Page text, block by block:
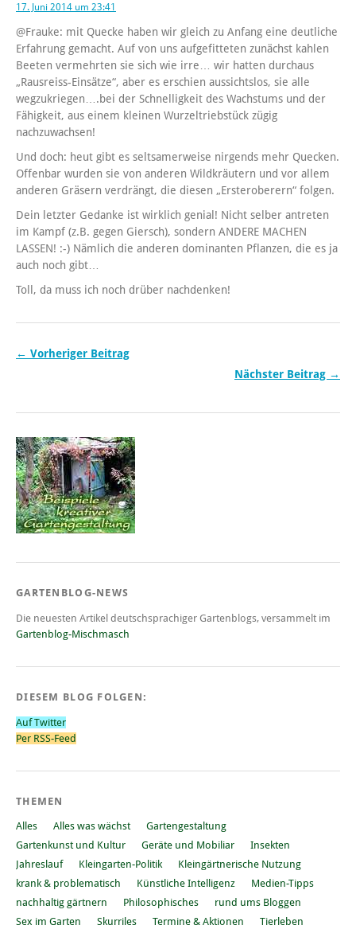
17. Juni 2014 um 23:41
@Frauke: mit Quecke haben wir gleich zu Anfang eine deutliche
Erfahrung gemacht. Auf von uns aufgefitteten zunächst kahlen
Beeten vermehrten sie sich wie irre… wir hatten durchaus
„Rausreiss-Einsätze“, aber es erschien aussichtslos, sie alle
wegzukriegen….bei der Schnelligkeit des Wachstums und der
Fähigkeit, aus einem kleinen Wurzeltriebstück zügig
nachzuwachsen!
Und doch: heut gibt es seltsamerweise nirgends mehr Quecken.
Offenbar wurden sie von anderen Wildkräutern und vor allem
anderen Gräsern verdrängt, die diesen „Ersteroberern“ folgen.
Dein letzter Gedanke ist wirklich genial! Nicht selber antreten
im Kampf (z.B. gegen Giersch), sondern ANDERE MACHEN
LASSEN! :-) Nämlich die anderen dominanten Pflanzen, die es ja
auch noch gibt…
Toll, da muss ich noch drüber nachdenken!
← Vorheriger Beitrag
Nächster Beitrag →
GARTENBLOG-NEWS
Die neuesten Artikel deutschsprachiger Gartenblogs, versammelt im
Gartenblog-Mischmasch
DIESEM BLOG FOLGEN:
Auf Twitter
Per RSS-Feed
THEMEN
Alles Alles was wächst
Gartengestaltung
Gartenkunst und Kultur
Geräte und Mobiliar
Insekten
Jahreslauf
Kleingarten-Politik
Kleingärtnerische Nutzung
krank & problematisch
Künstliche Intelligenz
Medien-Tipps
nachhaltig gärtnern
Philosophisches
rund ums Bloggen
Sex im Garten
Skurriles Termine & Aktionen Tierleben